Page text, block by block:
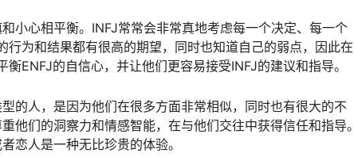
小心相平衡。INFJ常常会非常真地考虑每一个决定、每一个
行为和结果都有很高的期望，同时也知道自己的弱点，因此在
ENFJ的自信心，并让他们更容易接受INFJ的建议和指导。
的人，是因为他们在很多方面非常相似，同时也有很大的不
他们的洞察力和情感智能，在与他们交往中获得信任和指导。
恋人是一种无比珍贵的体验。